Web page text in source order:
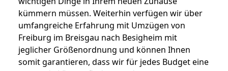
kümmern müssen. Weiterhin verfügen wir über
umfangreiche Erfahrung mit Umzügen von
Freiburg im Breisgau nach Besigheim mit
jeglicher Größenordnung und können Ihnen
somit garantieren, dass wir für jedes Budget eine